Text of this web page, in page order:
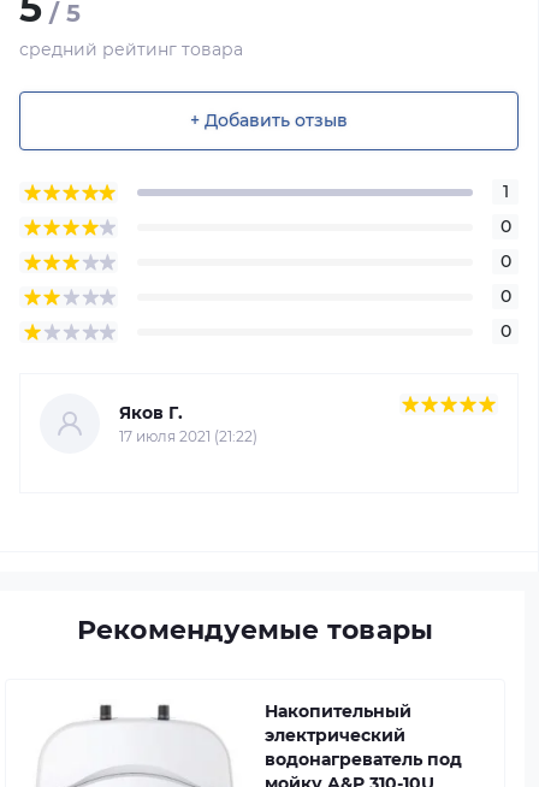
/ 5
средний рейтинг товара
+ Добавить отзыв
1
0
0
0
0
Яков Г.
17 июля 2021 (21:22)
Рекомендуемые товары
Накопительный
электрический
водонагреватель под